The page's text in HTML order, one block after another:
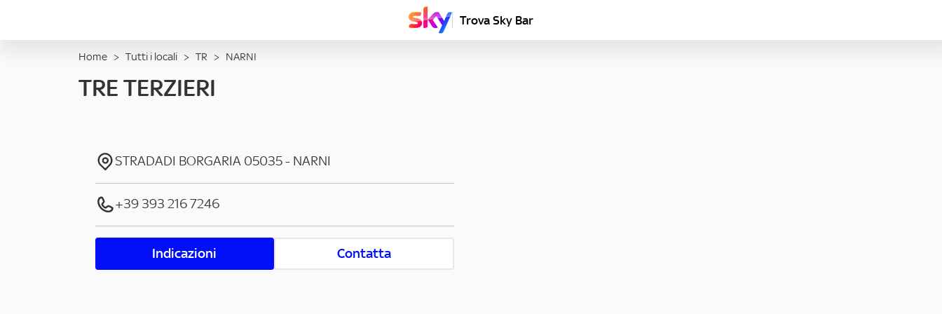
Trova Sky Bar
Home > Tutti i locali > TR > NARNI
TRE TERZIERI
STRADADI BORGARIA 05035- NARNI
+39 393 216 7246
Indicazioni Contatta